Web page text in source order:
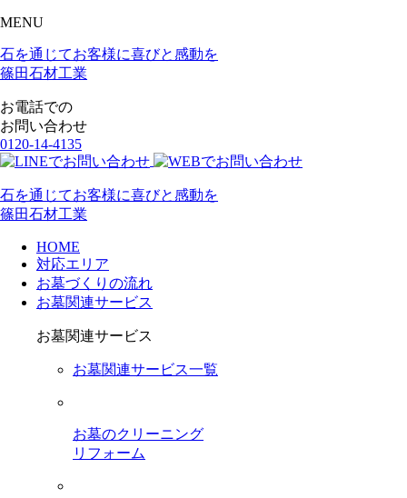
MENU
石を通じてお客様に喜びと感動を
篠田石材工業
お電話での
お問い合わせ
0120-14-4135
石を通じてお客様に喜びと感動を
篠田石材工業
HOME
対応エリア
お墓づくりの流れ
お墓関連サービス
お墓関連サービス
お墓関連サービス一覧
お墓のクリーニング
リフォーム